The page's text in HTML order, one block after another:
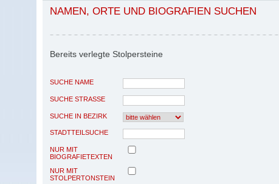
NAMEN, ORTE UND BIOGRAFIEN SUCHEN
Bereits verlegte Stolpersteine
SUCHE NAME
SUCHE STRASSE
SUCHE IN BEZIRK
STADTTEILSUCHE
NUR MIT
BIOGRAFIETEXTEN
NUR MIT
STOLPERTONSTEIN